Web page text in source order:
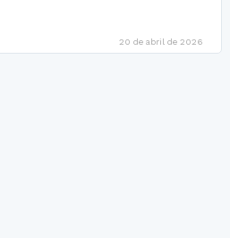
20 de abril de 2026